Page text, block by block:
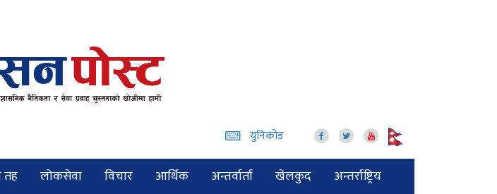
युनिकोड
तह लोकसेवा विचार आर्थिक अन्तर्वार्ता खेलकुद अन्तर्राष्ट्रिय